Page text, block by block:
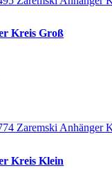
Kreis Groß
Kreis Klein